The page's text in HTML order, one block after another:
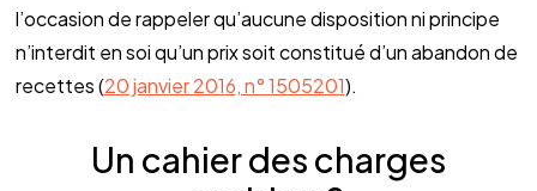
l’occasion de rappeler qu’aucune disposition ni principe
n’interdit en soi qu’un prix soit constitué d’un abandon de
recettes (20 janvier 2016, n° 1505201).
Un cahier des charges